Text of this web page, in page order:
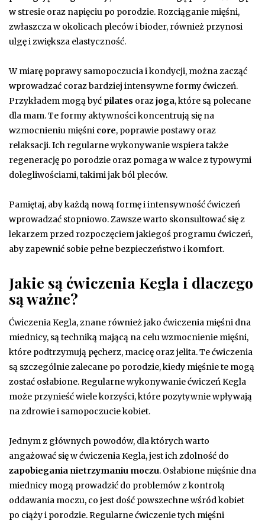
w stresie oraz napięciu po porodzie. Rozciąganie mięśni,
zwłaszcza w okolicach pleców i bioder, również przynosi
ulgę i zwiększa elastyczność.
W miarę poprawy samopoczucia i kondycji, można zacząć
wprowadzać coraz bardziej intensywne formy ćwiczeń.
Przykładem mogą być pilates orazjoga, które są polecane
dla mam. Te formy aktywności koncentrują się na
wzmocnieniu mięśni core, poprawie postawy oraz
relaksacji. Ich regularne wykonywanie wspiera także
regenerację po porodzie oraz pomaga w walce z typowymi
dolegliwościami, takimi jak ból pleców.
Pamiętaj, aby każdą nową formę i intensywność ćwiczeń
wprowadzać stopniowo. Zawsze warto skonsultować się z
lekarzem przed rozpoczęciem jakiegoś programu ćwiczeń,
aby zapewnić sobie pełne bezpieczeństwo i komfort.
Jakie są ćwiczenia Kegla i dlaczego
są ważne?
Ćwiczenia Kegla, znane również jako ćwiczenia mięśni dna
miednicy, są techniką mającą na celu wzmocnienie mięśni,
które podtrzymują pęcherz, macicę oraz jelita. Te ćwiczenia
są szczególnie zalecane po porodzie, kiedy mięśnie te mogą
zostać osłabione. Regularne wykonywanie ćwiczeń Kegla
może przynieść wiele korzyści, które pozytywnie wpływają
na zdrowie i samopoczucie kobiet.
Jednym z głównych powodów, dla których warto
angażować się w ćwiczenia Kegla, jest ich zdolność do
zapobiegania nietrzymaniu moczu. Osłabione mięśnie dna
miednicy mogą prowadzić do problemów z kontrolą
oddawania moczu, co jest dość powszechne wśród kobiet
po ciąży i porodzie. Regularne ćwiczenie tych mięśni